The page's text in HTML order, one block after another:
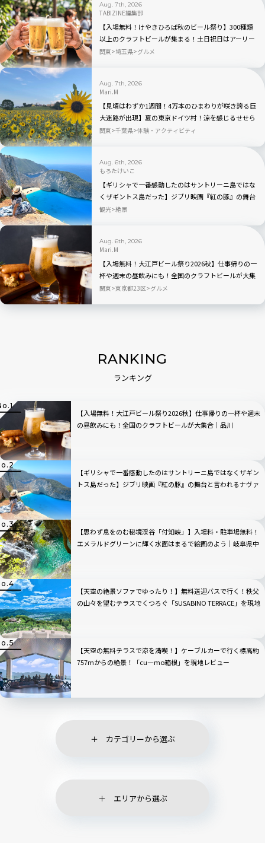
Aug. 7th, 2026
TABIZINE編集部
【入場無料！けやきひろば秋のビール祭り】300種類
以上のクラフトビールが集まる！土日祝日はアーリー
オープンも｜さいたま新都心
関東 埼玉県 グルメ
Aug. 7th, 2026
Mari.M
【見頃はわずか1週間！4万本のひまわりが咲き誇る巨
大迷路が出現】夏の東京ドイツ村！涼を感じるせせら
ぎエリアも｜千葉県・袖ケ浦
関東 千葉県 体験・アクティビティ
Aug. 6th, 2026
もろたけいこ
【ギリシャで一番感動したのはサントリーニ島ではな
くザギントス島だった】ジブリ映画『紅の豚』の舞台
と言われるナヴァイオビーチ観光のベストの時間帯
観光 絶景
Aug. 6th, 2026
Mari.M
【入場無料！大江戸ビール祭り2026秋】仕事帰りの一
杯や週末の昼飲みにも！全国のクラフトビールが大集
合｜品川
関東 東京都23区 グルメ
RANKING
ランキング
【入場無料！大江戸ビール祭り2026秋】仕事帰りの一杯や週末
の昼飲みにも！全国のクラフトビールが大集合｜品川
【ギリシャで一番感動したのはサントリーニ島ではなくザギン
トス島だった】ジブリ映画『紅の豚』の舞台と言われるナヴァ
【思わず息をのむ秘境渓谷「付知峡」】入場料・駐車場無料！
エメラルドグリーンに輝く水面はまるで絵画のよう｜岐阜県中
【天空の絶景ソファでゆったり！】無料送迎バスで行く！秩父
の山々を望むテラスでくつろぐ「SUSABINO TERRACE」を現地
【天空の無料テラスで涼を満喫！】ケーブルカーで行く標高約
757mからの絶景！「cu―mo箱根」を現地レビュー
カテゴリーから選ぶ
エリアから選ぶ